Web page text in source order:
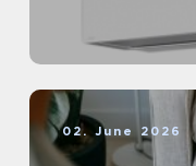
02. June 2026